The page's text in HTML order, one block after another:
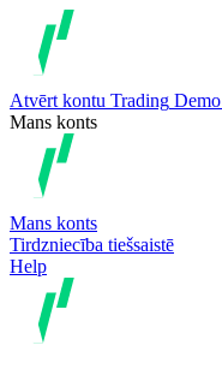
Atvērt kontu Trading Demo
Mans konts
Mans konts
Tirdzniecība tiešsaistē
Help